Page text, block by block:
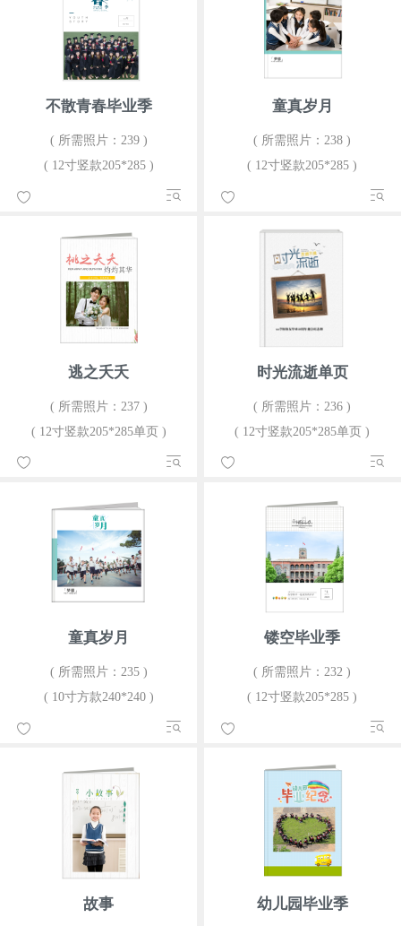
不散青春毕业季
( 所需照片：239 )
( 12寸竖款205*285 )
童真岁月
( 所需照片：238 )
( 12寸竖款205*285 )
逃之夭夭
( 所需照片：237 )
( 12寸竖款205*285单页 )
时光流逝单页
( 所需照片：236 )
( 12寸竖款205*285单页 )
童真岁月
( 所需照片：235 )
( 10寸方款240*240 )
镂空毕业季
( 所需照片：232 )
( 12寸竖款205*285 )
故事 幼儿园毕业季